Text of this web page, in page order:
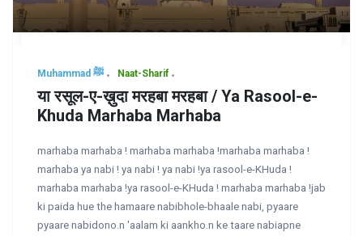
Muhammad ﷺ Naat-Sharif
या रसूल-ए-ख़ुदा मरहबा मरहबा / Ya Rasool-e-
Khuda Marhaba Marhaba
marhaba marhaba ! marhaba marhaba !marhaba marhaba !
marhaba ya nabi ! ya nabi ! ya nabi !ya rasool-e-KHuda !
marhaba marhaba !ya rasool-e-KHuda ! marhaba marhaba !jab
ki paida hue the hamaare nabibhole-bhaale nabi, pyaare
pyaare nabidono.n 'aalam ki aankho.n ke taare nabiapne